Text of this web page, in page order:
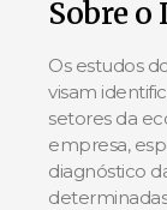
Sobre o
Os estudos
visam
setores da
empresa,
diagnóstico